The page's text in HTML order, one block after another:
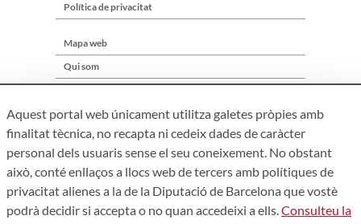
Política de privacitat
Mapa web
Qui som
Aquest portal web únicament utilitza galetes pròpies amb
finalitat tècnica, no recapta ni cedeix dades de caràcter
personal dels usuaris sense el seu coneixement. No obstant
això, conté enllaços a llocs web de tercers amb polítiques de
privacitat alienes a la de la Diputació de Barcelona que vostè
podrà decidir si accepta o no quan accedeixi a ells.Consulteu la